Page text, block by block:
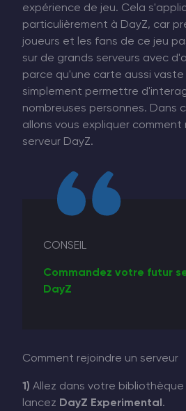
expérience de jeu. Cela
particulièrement à DayZ, car
joueurs et les fans de ce jeu
sur de grands serveurs avec
parce qu'une carte aussi
simplement permettre
nombreuses personnes. Dans
allons vous expliquer comment
serveur DayZ.
CONSEIL
Commandez votre futur
DayZ
Comment rejoindre un serveur
1) Allez dans votre
lancez DayZ Experimental .